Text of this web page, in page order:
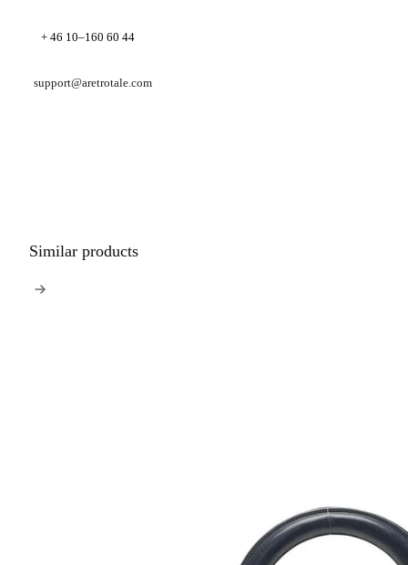
+ 46 10–160 60 44
support@aretrotale.com
Similar products